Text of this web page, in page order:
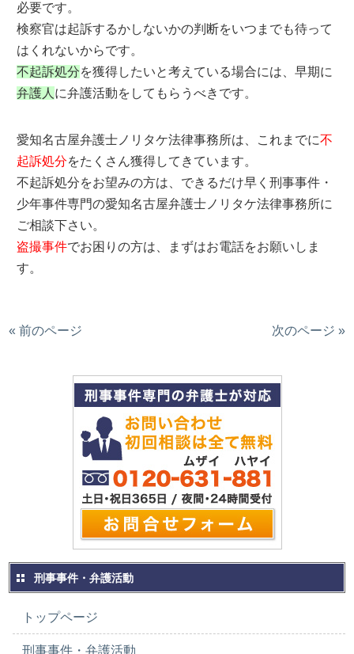
必要です。
検察官は起訴するかしないかの判断をいつまでも待って
はくれないからです。
不起訴処分を獲得したいと考えている場合には、早期に
弁護人 に弁護活動をしてもらうべきです。
愛知名古屋弁護士ノリタケ法律事務所は、これまでに不
起訴処分をたくさん獲得してきています。
不起訴処分をお望みの方は、できるだけ早く刑事事件・
少年事件専門の愛知名古屋弁護士ノリタケ法律事務所に
ご相談下さい。
盗撮事件でお困りの方は、まずはお電話をお願いしま
す。
« 前のページ 次のページ »
刑事事件・弁護活動
トップページ
刑事事件・弁護活動